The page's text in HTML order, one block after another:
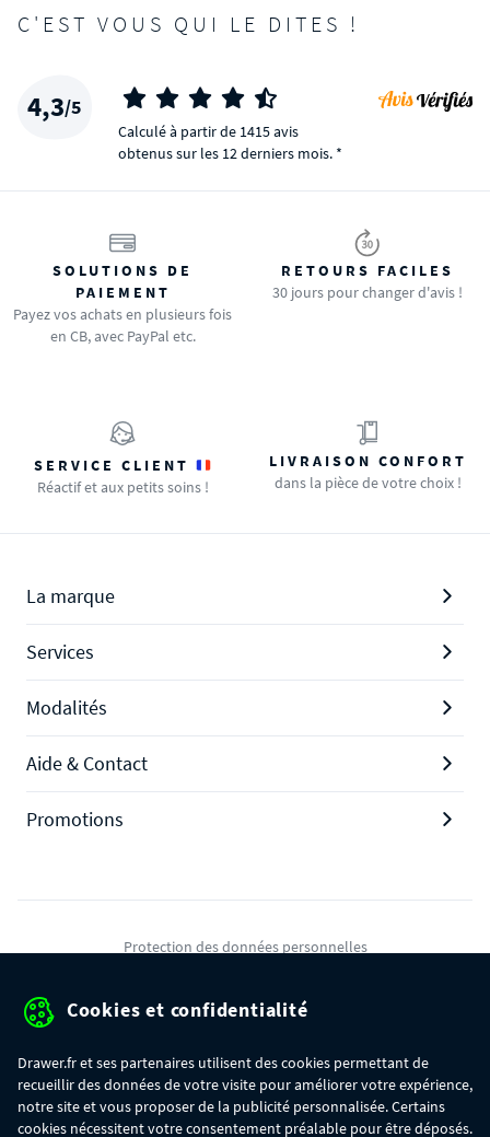
C'EST VOUS QUI LE DITES !
4,3/5
Calculé à partir de 1415 avis
obtenus sur les 12 derniers mois. *
SOLUTIONS DE
PAIEMENT
Payez vos achats en plusieurs fois
en CB, avec PayPal etc.
RETOURS FACILES
30 jours pour changer d'avis !
SERVICE CLIENT
Réactif et aux petits soins !
LIVRAISON CONFORT
dans la pièce de votre choix !
La marque
Services
Modalités
Aide & Contact
Promotions
Protection des données personnelles
Gérer mes cookies
Cookies et confidentialité
Drawer.fr et ses partenaires utilisent des cookies permettant de
recueillir des données de votre visite pour améliorer votre expérience,
notre site et vous proposer de la publicité personnalisée. Certains
cookies nécessitent votre consentement préalable pour être déposés.